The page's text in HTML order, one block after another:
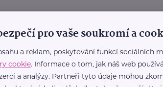
pro vaše soukromí a
a reklam, poskytování funkcí sociálních
cookie. Informace o tom, jak náš web
a analýzy. Partneři tyto údaje mohou